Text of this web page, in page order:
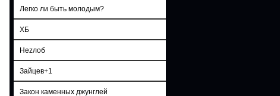
Легко ли быть молодым?
ХБ
Неzлоб
Зайцев+1
Закон каменных джунглей